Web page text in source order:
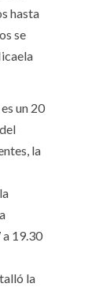
hasta
se
un 20
la
a 19.30
la